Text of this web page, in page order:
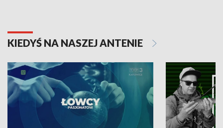
KIEDYŚ NA NASZEJ ANTENIE